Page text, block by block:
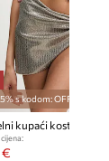
s kodom: OFF*
kupaći kostim
€